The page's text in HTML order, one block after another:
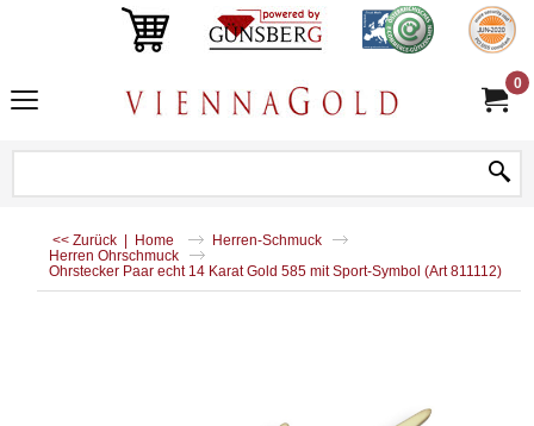
0
<< Zurück | Home
Herren-Schmuck
Herren Ohrschmuck
Ohrstecker Paar echt 14 Karat Gold 585 mit Sport-Symbol (Art 811112)